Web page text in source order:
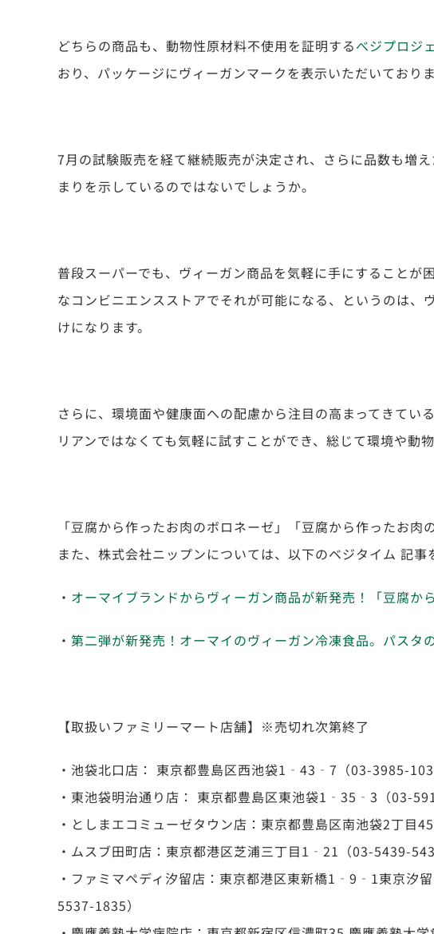
どちらの商品も、 動物性原材料不使⽤を証明するべジプロジ
おり、パッケージにヴィーガンマークを表示いただいておりま
7月の試験販売を経て継続販売が決定され、さらに品数も増
まりを示しているのではないでしょうか。
普段スーパーでも、ヴィーガン商品を気軽に手にすることが
なコンビニエンスストアでそれが可能になる、というのは、
けになります。
さらに、環境面や健康面への配慮から注目の高まってきてい
リアンではなくても気軽に試すことができ、総じて環境や動
「豆腐から作ったお肉のボロネーゼ」「豆腐から作ったお肉
また、株式会社ニップンについては、以下のベジタイム 記事
・ オーマイブランドからヴィーガン商品が新発売！「豆腐か
・ 第二弾が新発売！オーマイのヴィーガン冷凍食品。パスタ
【取扱いファミリーマート店舗】※売切れ次第終了
・池袋北口店： 東京都豊島区西池袋1‐43‐7（03-3985-
・東池袋明治通り店： 東京都豊島区東池袋1‐35‐3（03-
・としまエコミューゼタウン店：東京都豊島区南池袋2丁目
・ムスブ田町店：東京都港区芝浦三丁目1‐21（03-5439-
・ファミマペディ汐留店：東京都港区東新橋1‐9‐1東京汐
5537-1835）